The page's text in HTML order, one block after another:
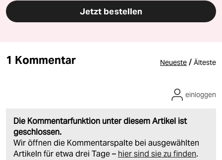
Jetzt bestellen
1 Kommentar Neueste / Älteste
Die Kommentarfunktion unter diesem Artikel ist
geschlossen.
Wir öffnen die Kommentarspalte bei ausgewählten
Artikeln für etwa drei Tage – hier sind sie zu finden.
einloggen